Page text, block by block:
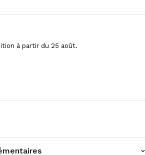
à partir du 25 août.